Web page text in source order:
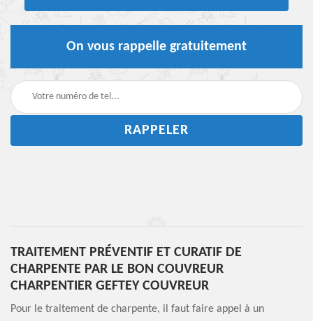
On vous rappelle gratuitement
TRAITEMENT PRÉVENTIF ET CURATIF DE
CHARPENTE PAR LE BON COUVREUR
CHARPENTIER GEFTEY COUVREUR
Pour le traitement de charpente, il faut faire appel à un